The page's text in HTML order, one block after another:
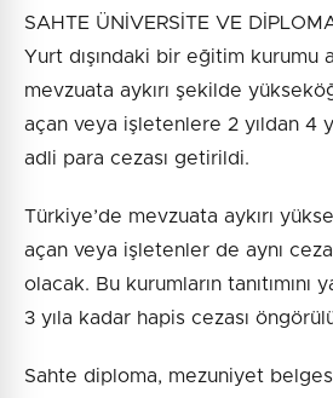
SAHTE ÜNİVERSİTE VE
Yurt dışındaki bir eğitim kurumu
mevzuata aykırı şekilde
açan veya işletenlere 2 yıldan 4
adli para cezası getirildi.
Türkiye’de mevzuata aykırı
açan veya işletenler de aynı
olacak. Bu kurumların tanıtımını
3 yıla kadar hapis cezası
Sahte diploma, mezuniyet